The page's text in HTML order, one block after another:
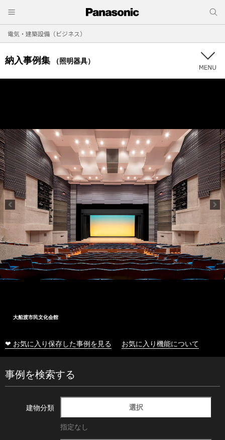
電気・建築設備（ビジネス）
納入事例集 （照明器具）
大船渡市民文化会館
❤ お気に入り保存した事例を見る お気に入り機能について
事例を検索する
建物分類 選択
指定なし